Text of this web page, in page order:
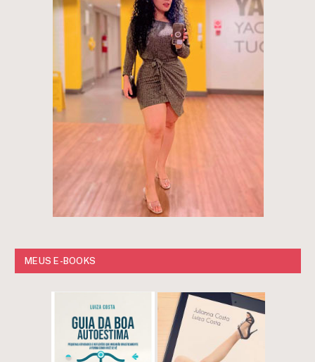
MEUS E-BOOKS